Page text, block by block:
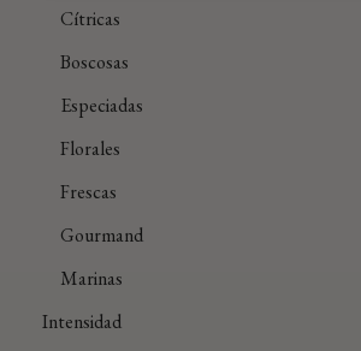
Cítricas
Boscosas
Especiadas
Florales
Frescas
Gourmand
Marinas
Intensidad